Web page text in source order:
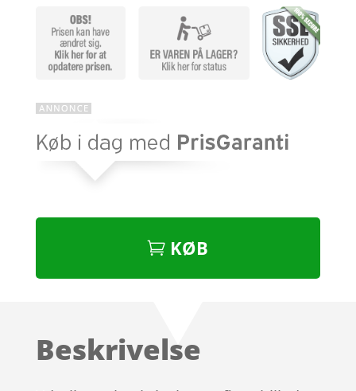
KØB
Beskrivelse